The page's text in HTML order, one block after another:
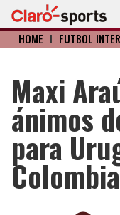
HOME I FÚTBOL
Maxi
ánimos
para
Colombia